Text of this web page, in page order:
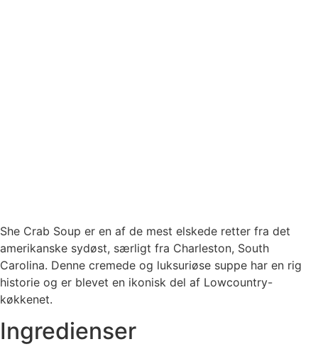
She Crab Soup er en af de mest elskede retter fra det
amerikanske sydøst, særligt fra Charleston, South
Carolina. Denne cremede og luksuriøse suppe har en rig
historie og er blevet en ikonisk del af Lowcountry-
køkkenet.
Ingredienser